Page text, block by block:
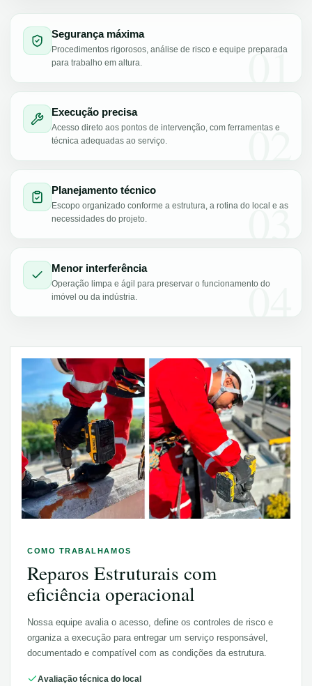
01
Segurança máxima
Procedimentos rigorosos, análise de risco e equipe preparada
para trabalho em altura.
02
Execução precisa
Acesso direto aos pontos de intervenção, com ferramentas e
técnica adequadas ao serviço.
03
Planejamento técnico
Escopo organizado conforme a estrutura, a rotina do local e as
necessidades do projeto.
04
Menor interferência
Operação limpa e ágil para preservar o funcionamento do
imóvel ou da indústria.
COMO TRABALHAMOS
Reparos Estruturais com
eficiência operacional
Nossa equipe avalia o acesso, define os controles de risco e
organiza a execução para entregar um serviço responsável,
documentado e compatível com as condições da estrutura.
Avaliação técnica do local